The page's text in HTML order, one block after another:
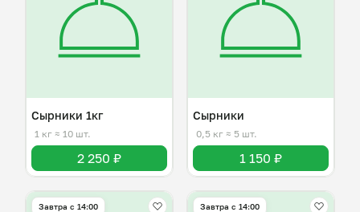
Сырники 1кг
1 кг ≈ 10 шт.
2 250 ₽
Сырники
0,5 кг ≈ 5 шт.
1 150 ₽
Завтра c 14:00 Завтра c 14:00